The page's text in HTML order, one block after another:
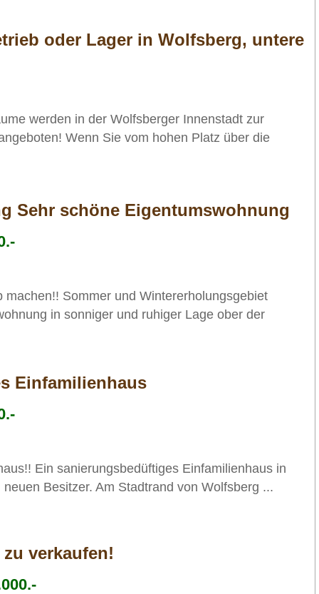
oder Lager in Wolfsberg, untere
werden in der Wolfsberger Innenstadt zur
Wenn Sie vom hohen Platz über die
Sehr schöne Eigentumswohnung
machen!! Sommer und Wintererholungsgebiet
in sonniger und ruhiger Lage ober der
Einfamilienhaus
Ein sanierungsbedüftiges Einfamilienhaus in
Besitzer. Am Stadtrand von Wolfsberg ...
verkaufen!